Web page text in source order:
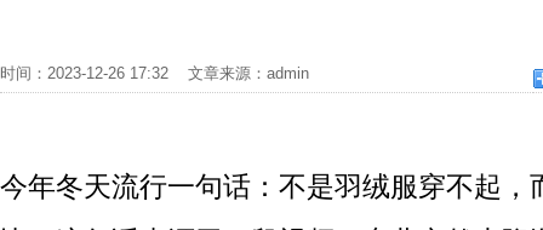
时间：2023-12-26 17:32 文章来源：admin
今年冬天流行一句话：不是羽绒服穿不起，